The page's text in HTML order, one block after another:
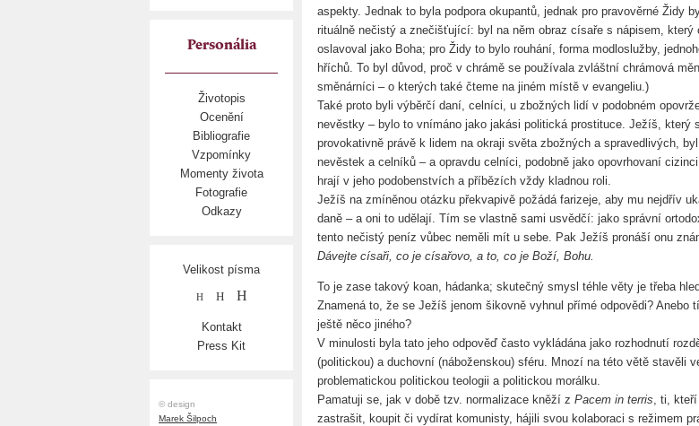
Personália
Životopis
Ocenění
Bibliografie
Vzpomínky
Momenty života
Fotografie
Odkazy
Velikost písma
H H H
Kontakt
Press Kit
© design
Marek Šilpoch
aspekty. Jednak to byla podpora okupantů, jednak pro pravověrné Židy
rituálně nečistý a znečišťující: byl na něm obraz císaře s nápisem, který
oslavoval jako Boha; pro Židy to bylo rouhání, forma modloslužby,
hříchů. To byl důvod, proč v chrámě se používala zvláštní chrámová
směnárníci – o kterých také čteme na jiném místě v evangeliu.)
Také proto byli výběrčí daní, celníci, u zbožných lidí v podobném
nevěstky – bylo to vnímáno jako jakási politická prostituce. Ježíš, který
provokativně právě k lidem na okraji světa zbožných a spravedlivých,
nevěstek a celníků – a opravdu celníci, podobně jako opovrhovaní
hrají v jeho podobenstvích a příbězích vždy kladnou roli.
Ježíš na zmíněnou otázku překvapivě požádá farizeje, aby mu nejdřív
daně – a oni to udělají. Tím se vlastně sami usvědčí: jako správní
tento nečistý peníz vůbec neměli mít u sebe. Pak Ježíš pronáší onu
Dávejte císaři, co je císařovo, a to, co je Boží, Bohu.
To je zase takový koan, hádanka; skutečný smysl téhle věty je třeba
Znamená to, že se Ježíš jenom šikovně vyhnul přímé odpovědi? Anebo
ještě něco jiného?
V minulosti byla tato jeho odpověď často vykládána jako rozhodnutí
(politickou) a duchovní (náboženskou) sféru. Mnozí na této větě stavěli
problematickou politickou teologii a politickou morálku.
Pamatuji se, jak v době tzv. normalizace kněží z Pacem in terris , ti,
zastrašit, koupit či vydírat komunisty, hájili svou kolaboraci s režimem